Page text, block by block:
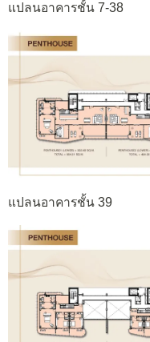
แปลนอาคารชั้น 7-38
แปลนอาคารชั้น 39